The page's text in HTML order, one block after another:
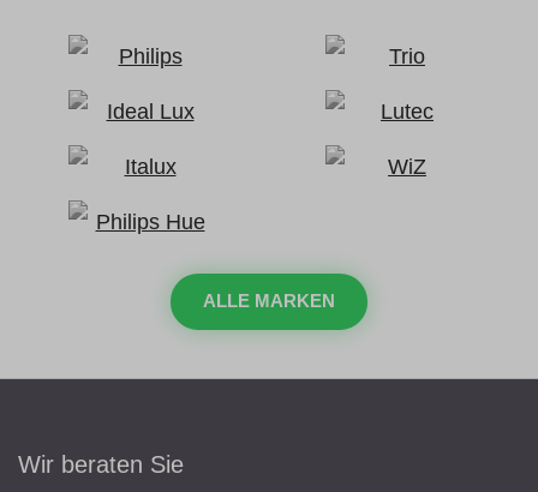
ALLE MARKEN
Wir beraten Sie